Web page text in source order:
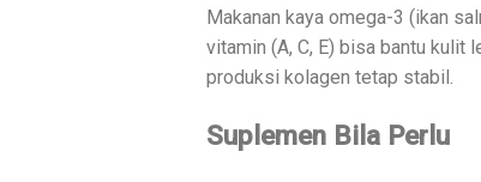
Makanan kaya omega-3 (ikan
vitamin (A, C, E) bisa bantu kulit
produksi kolagen tetap stabil.
Suplemen Bila Perlu